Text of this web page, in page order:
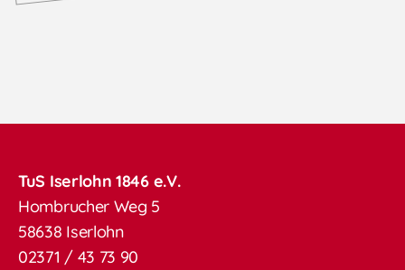
TuS Iserlohn 1846 e.V.
Hombrucher Weg 5
58638 Iserlohn
02371 / 43 73 90